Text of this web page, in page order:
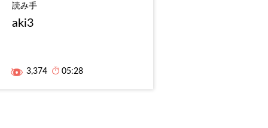
読み手
aki3
3,374 05:28